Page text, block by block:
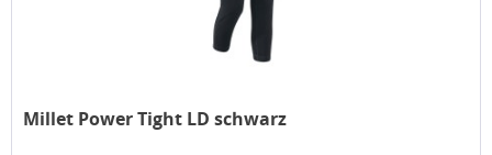
Millet Power Tight LD schwarz